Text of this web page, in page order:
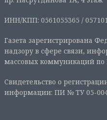
ИНН/КПП: 0561055365 /
Газета зарегистрирована
надзору в сфере связи,
массовых коммуникаций по
Свидетельство о
информации: ПИ № ТУ 05-